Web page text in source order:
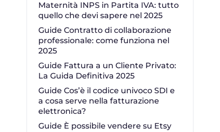
Maternità INPS in Partita IVA: tutto
quello che devi sapere nel 2025
Guide Contratto di collaborazione
professionale: come funziona nel
2025
Guide Fattura a un Cliente Privato:
La Guida Definitiva 2025
Guide Cos’è il codice univoco SDI e
a cosa serve nella fatturazione
elettronica?
Guide È possibile vendere su Etsy